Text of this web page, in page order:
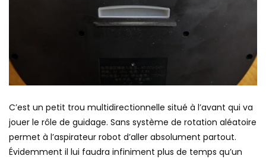
C’est un petit trou multidirectionnelle situé à l’avant qui va
jouer le rôle de guidage. Sans système de rotation aléatoire
permet à l’aspirateur robot d’aller absolument partout.
Évidemment il lui faudra infiniment plus de temps qu’un